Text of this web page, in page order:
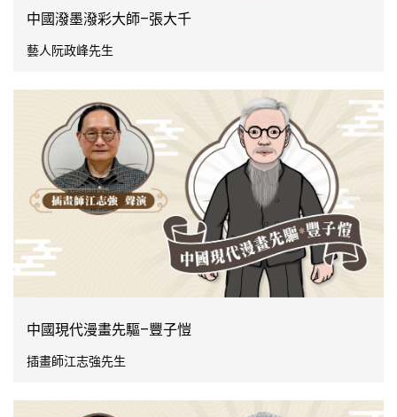
中國潑墨潑彩大師–張大千
藝人阮政峰先生
中國現代漫畫先驅–豐子愷
插畫師江志強先生